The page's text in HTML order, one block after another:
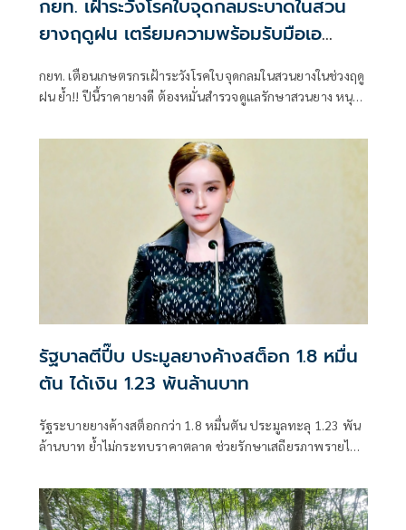
กยท. เฝ้าระวังโรคใบจุดกลมระบาดในสวน
ยางฤดูฝน เตรียมความพร้อมรับมือเอ
ลนีโญ
กยท. เตือนเกษตรกรเฝ้าระวังโรคใบจุดกลมในสวนยางในช่วงฤดู
ฝน ย้ำ!! ปีนี้ราคายางดี ต้องหมั่นสำรวจดูแลรักษาสวนยาง หนุน
แรงเพิ่มปริมาณน้ำยาง พร้อมแนะกักเก็บน้ำสำรองเพื่อรับมือ
"เอลนีโญ" ที่ทำให้ฝนตกน้อย สวนยางอาจขาดแคลนน้ำได้
รัฐบาลตีปี๊บ ประมูลยางค้างสต็อก 1.8 หมื่น
ตัน ได้เงิน 1.23 พันล้านบาท
รัฐระบายยางค้างสต็อกกว่า 1.8 หมื่นตัน ประมูลทะลุ 1.23 พัน
ล้านบาท ย้ำไม่กระทบราคาตลาด ช่วยรักษาเสถียรภาพรายได้